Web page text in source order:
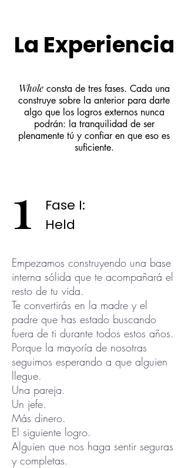
La Experiencia
Wholeconsta de tres fases. Cada una
construye sobre la anterior para darte
algo que los logros externos nunca
podrán: la tranquilidad de ser
plenamente tú y confiar en que eso es
suficiente.
1
Fase I:
Held
Empezamos construyendo una base
interna sólida que te acompañará el
resto de tu vida.
Te convertirás en la madre y el
padre que has estado buscando
fuera de ti durante todos estos años.
Porque la mayoría de nosotras
seguimos esperando a que alguien
llegue.
Una pareja.
Un jefe.
Más dinero.
El siguiente logro.
Alguien que nos haga sentir seguras
y completas.